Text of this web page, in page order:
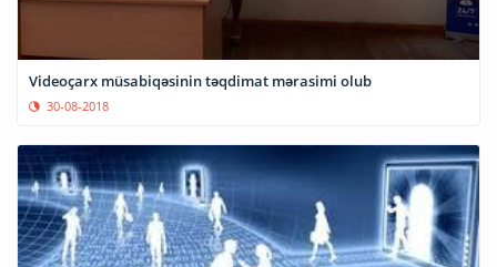
Videoçarx müsabiqəsinin təqdimat mərasimi olub
30-08-2018